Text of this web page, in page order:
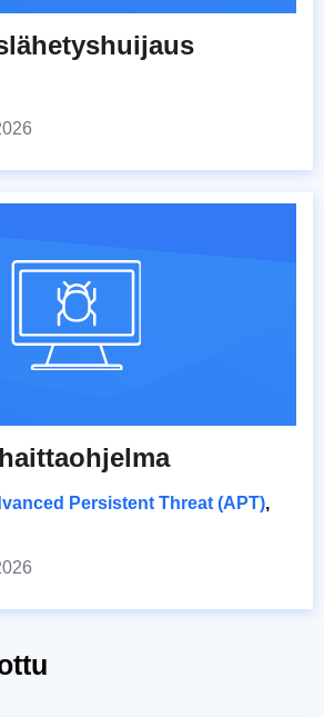
Persistent Threat (APT),